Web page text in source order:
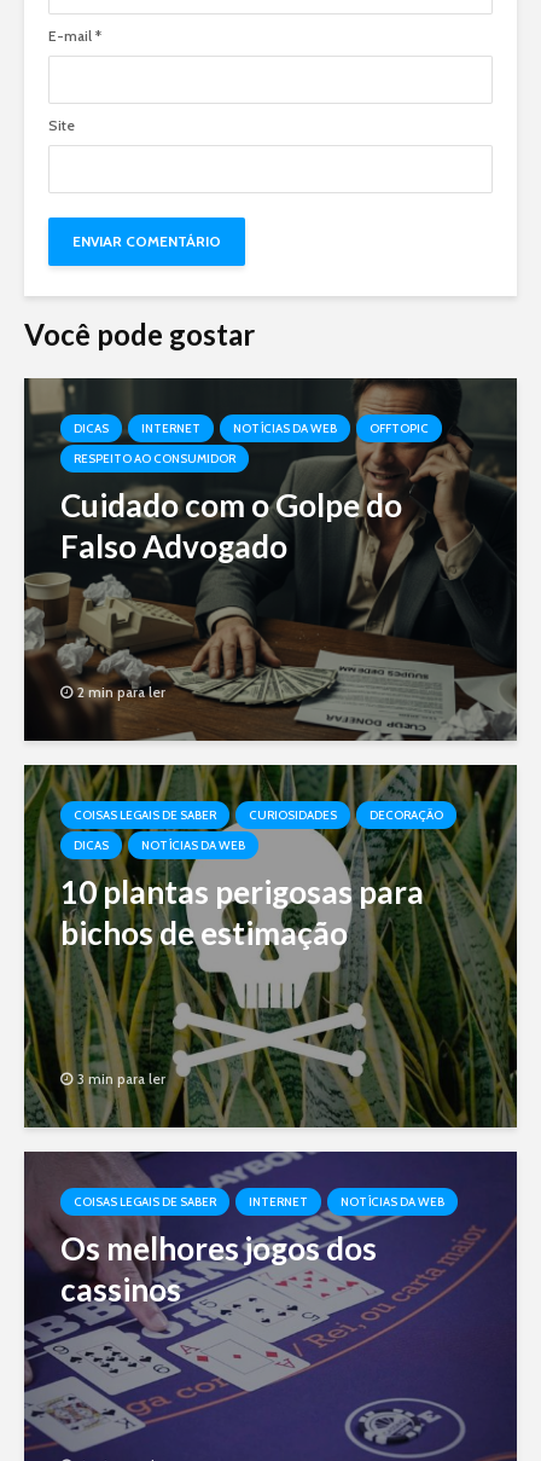
E-mail *
Site
Você pode gostar
DICAS INTERNET NOTÍCIAS DA WEB
OFFTOPIC
RESPEITO AO CONSUMIDOR
Cuidado com o Golpe do
Falso Advogado
2 min para ler
COISAS LEGAIS DE SABER CURIOSIDADES
DECORAÇÃO
DICAS
NOTÍCIAS DA WEB
10 plantas perigosas para
bichos de estimação
3 min para ler
COISAS LEGAIS DE SABER INTERNET NOTÍCIAS DA WEB
Os melhores jogos dos
cassinos